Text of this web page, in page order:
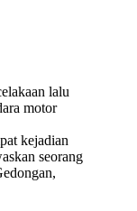
kejadian
seorang